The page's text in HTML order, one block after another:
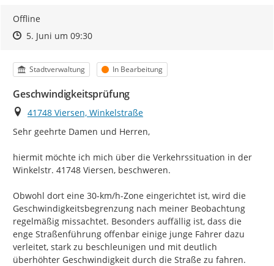
Offline
Zeitpunkt des Erstellens
Zeitpunkt des Erstellens
5. Juni um 09:30Zur Äußerung
Kategorie
Stadtverwaltung Status
In Bearbeitung
Geschwindigkeitsprüfung
Ort
41748 Viersen, Winkelstraße
Sehr geehrte Damen und Herren,
hiermit möchte ich mich über die Verkehrssituation in der
Winkelstr. 41748 Viersen, beschweren.
Obwohl dort eine 30-km/h-Zone eingerichtet ist, wird die
Geschwindigkeitsbegrenzung nach meiner Beobachtung
regelmäßig missachtet. Besonders auffällig ist, dass die
enge Straßenführung offenbar einige junge Fahrer dazu
verleitet, stark zu beschleunigen und mit deutlich
überhöhter Geschwindigkeit durch die Straße zu fahren.